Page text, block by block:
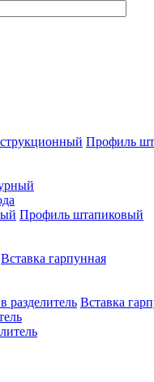
Профиль
Профиль штапиковый
Вставка гарпунная
Вставка